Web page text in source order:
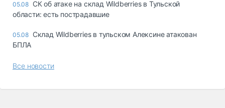
05.08 СК об атаке на склад Wildberries в Тульской
области: есть пострадавшие
05.08 Склад Wildberries в тульском Алексине атакован
БПЛА
Все новости